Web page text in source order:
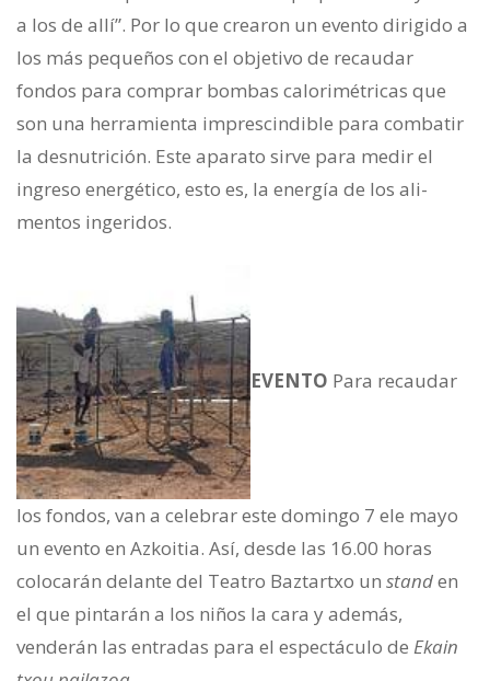
a los de allí”. Por lo que crearon un evento dirigi­do a
los más pequeños con el objeti­vo de recaudar
fondos para comprar bombas calorimétricas que
son una herramienta imprescindible para combatir
la desnutrición. Este apara­to sirve para medir el
ingreso ener­gético, esto es, la energía de los ali­
mentos ingeridos.
EVENTO Para recaudar
los fondos, van a celebrar este domingo 7 ele mayo
un evento en Azkoitia. Así, des­de las 16.00 horas
colocarán delante del Teatro Baztartxo un standen
el que pintarán a los niños la cara y ade­más,
venderán las entradas para el espectáculo de Ekain